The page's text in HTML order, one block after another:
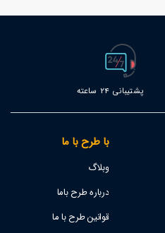
پشتیبانی 24 ساعته
با طرح با ما
وبلاگ
درباره طرح باما
قوانین طرح با ما